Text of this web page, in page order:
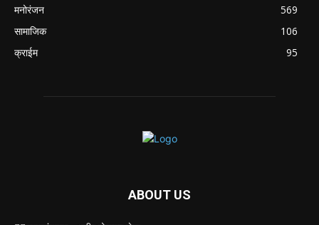
मनोरंजन
569
सामाजिक
106
क्राईम
95
ABOUT US